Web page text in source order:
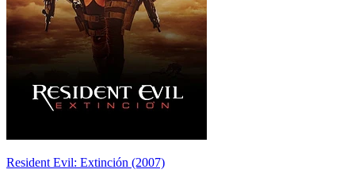
Resident Evil: Extinción (2007)